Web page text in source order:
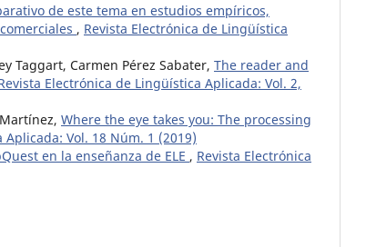
de este tema en estudios empíricos,
, Revista Electrónica de Lingüística
Taggart, Carmen Pérez Sabater, The reader and
Electrónica de Lingüística Aplicada: Vol. 2,
Where the eye takes you: The processing
Vol. 18 Núm. 1 (2019)
en la enseñanza de ELE , Revista Electrónica